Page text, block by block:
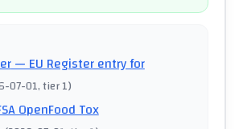
— EU Register entry for
07-01, tier 1)
OpenFood Tox